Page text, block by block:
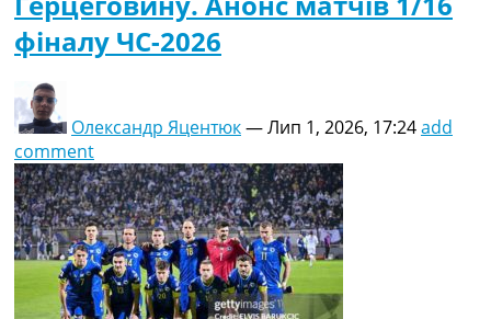
фіналу ЧС-2026
Олександр Яцентюк—Лип 1, 2026, 17:24add
comment